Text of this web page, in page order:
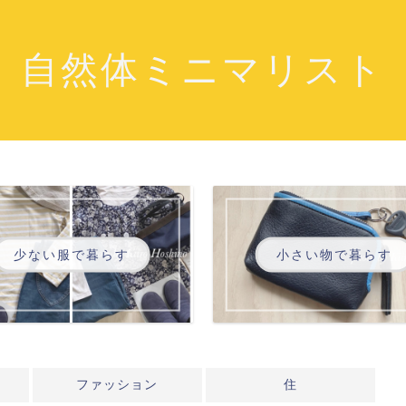
自然体ミニマリスト
少ない服で暮らす 小さい物で暮らす
ファッション 住